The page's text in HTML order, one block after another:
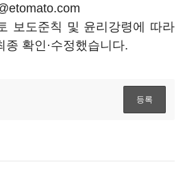
보도준칙 및 윤리강령에 따라
확인·수정했습니다.